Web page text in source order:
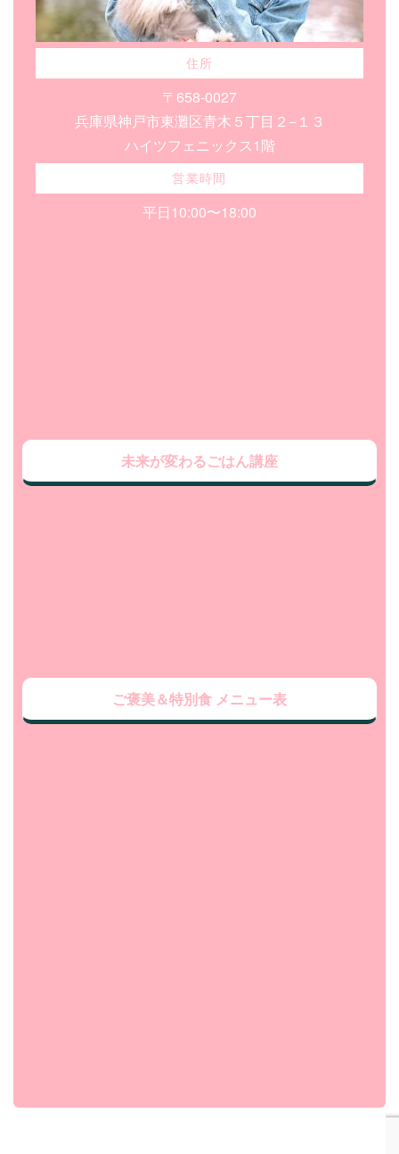
住所
〒658-0027
兵庫県神戸市東灘区青木５丁目２−１３
ハイツフェニックス1階
営業時間
平日10:00〜18:00
未来が変わるごはん講座
ご褒美＆特別食 メニュー表